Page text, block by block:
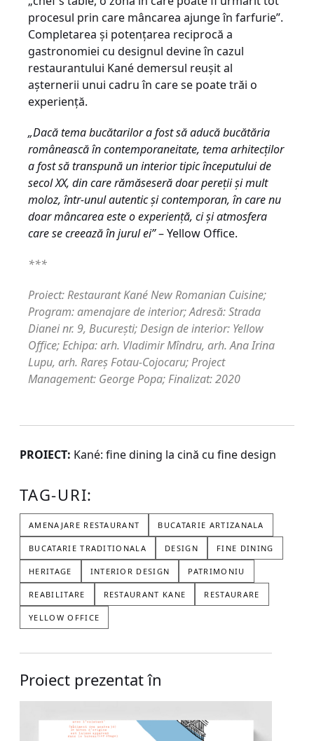
procesul prin care mâncarea ajunge în farfurie”.
Completarea și potențarea reciprocă a
gastronomiei cu designul devine în cazul
restaurantului Kané demersul reușit al
așternerii unui cadru în care se poate trăi o
experiență.
„Dacă tema bucătarilor a fost să aducă bucătăria
românească în contemporaneitate, tema arhitecților
a fost să transpună un interior tipic începutului de
secol XX, din care rămăseseră doar pereții și mult
moloz, într-unul autentic și contemporan, în care nu
doar mâncarea este o experiență, ci și atmosfera
care se creează în jurul ei”– Yellow Office.
***
Proiect: Restaurant Kané ­New Romanian Cuisine;
Program: amenajare de interior; Adresă: Strada
Dianei nr. 9, București; Design de interior: Yellow
Office; Echipa: arh. Vladimir Mîndru, arh. Ana Irina
Lupu, arh. Rareș Fotau-Cojocaru; Project
Management: George Popa; Finalizat: 2020
PROIECT: Kané: fine dining la cină cu fine design
TAG-URI:
AMENAJARE RESTAURANT BUCATARIE ARTIZANALA
BUCATARIE TRADITIONALA DESIGN FINE DINING
HERITAGE INTERIOR DESIGN PATRIMONIU
REABILITARE RESTAURANT KANE RESTAURARE
YELLOW OFFICE
Proiect prezentat în